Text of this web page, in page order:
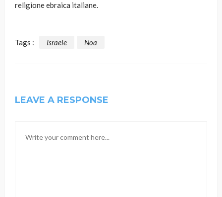
religione ebraica italiane.
Tags : Israele Noa
LEAVE A RESPONSE